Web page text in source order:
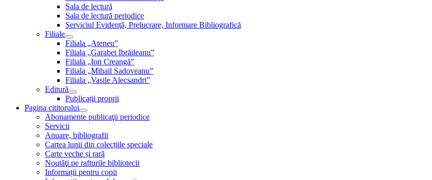
Sala de lectură
Sala de lectură periodice
Serviciul Evidenţă, Prelucrare, Informare Bibliografică
Filiale
Filiala „Ateneu”
Filiala „Garabet Ibrăileanu”
Filiala „Ion Creangă”
Filiala „Mihail Sadoveanu”
Filiala „Vasile Alecsandri”
Editură
Publicații proprii
Pagina cititorului
Abonamente publicaţii periodice
Servicii
Anuare, bibliografii
Cartea lunii din colecțiile speciale
Carte veche și rară
Noutăţi pe rafturile bibliotecii
Informații pentru copii